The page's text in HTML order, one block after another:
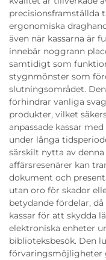
precisionsframställda
ergonomiska
även när kassarna är
innebär noggrann
samtidigt som
stygnmönster som
slutningsområdet.
förhindrar vanliga
produkter, vilket
anpassade kassar
under långa
särskilt nytta av
affärsresenärer kan
dokument och
utan oro för skador
betydande fördelar,
kassar för att skydda
elektroniska enheter
biblioteksbesök. Den
förvaringsmöjligheter